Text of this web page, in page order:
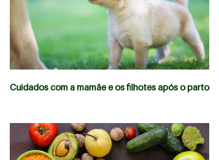
Cuidados com a mamãe e os filhotes após o parto